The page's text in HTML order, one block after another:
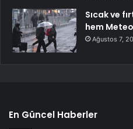
Sıcak ve
hem
Ağustos 7,
En Güncel Haberler